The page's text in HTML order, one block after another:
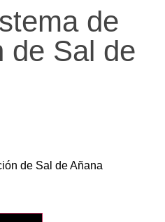
de
de Sal de
de Sal de Añana